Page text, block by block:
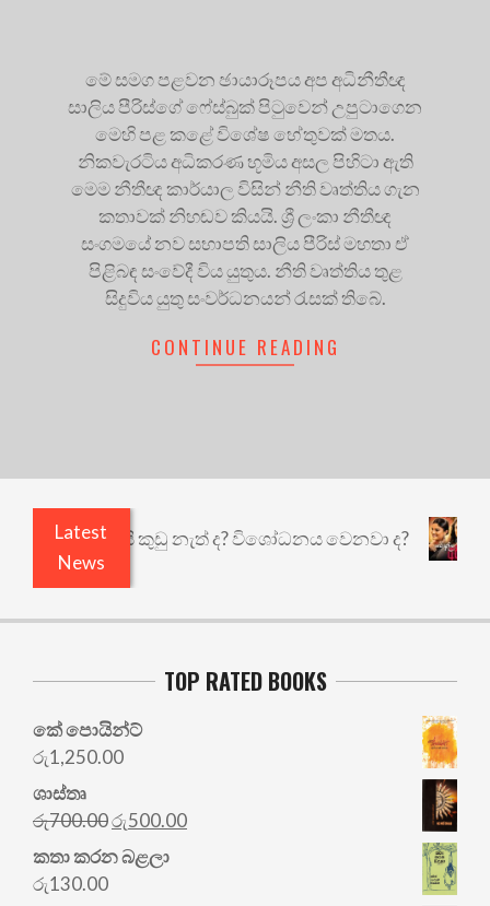
මේ සමග පළවන ඡායාරූපය අප අධිනීතීඥ
සාලිය පීරිස්ගේ ෆේස්බුක් පිටුවෙන් උපුටාගෙන
මෙහි පළ කළේ විශේෂ හේතුවක් මතය.
නිකවැරටිය අධිකරණ භූමිය අසල පිහිටා ඇති
මෙම නීතීඥ කාර්යාල විසින් නීති වෘත්තිය ගැන
කතාවක් නිහඬව කියයි. ශ්‍රී ලංකා නීතීඥ
සංගමයේ නව සභාපති සාලිය පීරිස් මහතා ඒ
පිළිබඳ සංවේදී විය යුතුය. නීති වෘත්තිය තුළ
සිදුවිය යුතු සංවර්ධනයන් රැසක් තිබේ.
CONTINUE READING
Latest
News
ඇතුළෙයි කුඩු නැත් ද? විශෝධනය වෙනවා ද?
TOP RATED BOOKS
කේ පොයින්ට්
රු1,250.00
ශාස්තෘ
රු700.00Original
price
was:
රු500.00Current
කතා කරන බළලා
රු130.00